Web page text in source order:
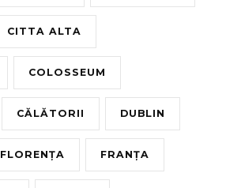
CITTA ALTA
COLOSSEUM
CĂLĂTORII DUBLIN
FLORENȚA FRANȚA